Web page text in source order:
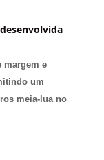
margem e
um
meia-lua no